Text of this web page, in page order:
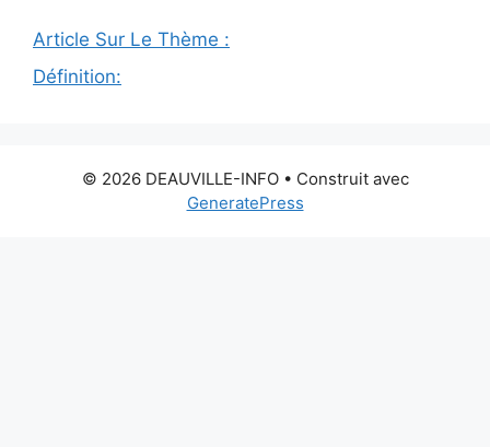
Article Sur Le Thème :
Définition:
© 2026 DEAUVILLE-INFO• Construit avec
GeneratePress